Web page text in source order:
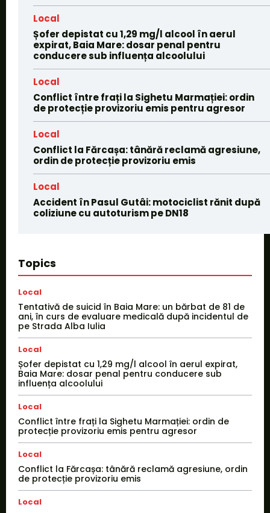
Local
Șofer depistat cu 1,29 mg/l alcool în aerul
expirat, Baia Mare: dosar penal pentru
conducere sub influența alcoolului
Local
Conflict între frați la Sighetu Marmației: ordin
de protecție provizoriu emis pentru agresor
Local
Conflict la Fărcașa: tânără reclamă agresiune,
ordin de protecție provizoriu emis
Local
Accident în Pasul Gutâi: motociclist rănit după
coliziune cu autoturism pe DN18
Topics
Local
Tentativă de suicid în Baia Mare: un bărbat de 81 de
ani, în curs de evaluare medicală după incidentul de
pe Strada Alba Iulia
Local
Șofer depistat cu 1,29 mg/l alcool în aerul expirat,
Baia Mare: dosar penal pentru conducere sub
influența alcoolului
Local
Conflict între frați la Sighetu Marmației: ordin de
protecție provizoriu emis pentru agresor
Local
Conflict la Fărcașa: tânără reclamă agresiune, ordin
de protecție provizoriu emis
Local